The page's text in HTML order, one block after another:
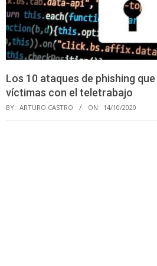
Los 10 ataques de phishing
víctimas con el teletrabajo
BY: ARTURO CASTRO ON: 14/10/2020